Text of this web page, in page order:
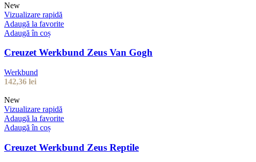
New
Vizualizare rapidă
Adaugă la favorite
Adaugă în coș
Creuzet Werkbund Zeus Van Gogh
Werkbund
142,36 lei
New
Vizualizare rapidă
Adaugă la favorite
Adaugă în coș
Creuzet Werkbund Zeus Reptile